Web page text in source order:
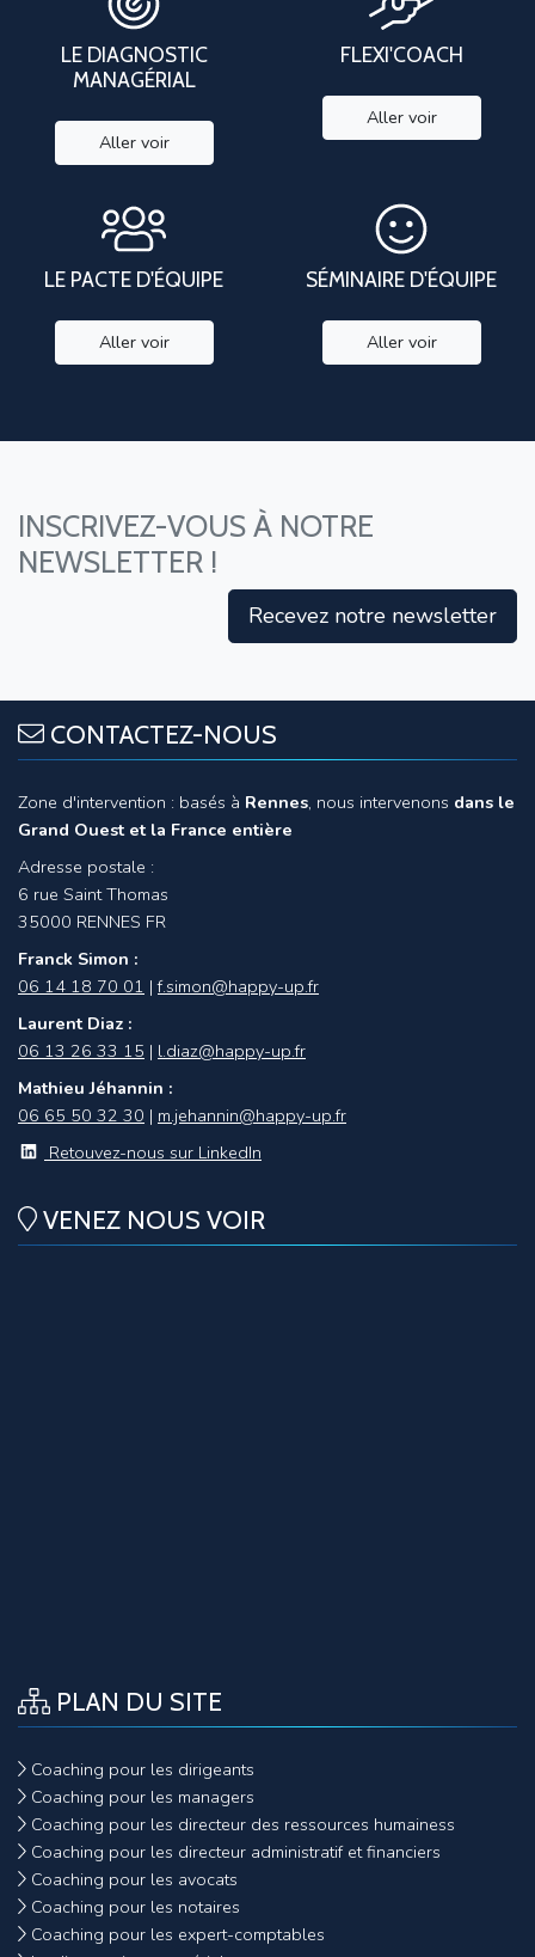
LE DIAGNOSTIC
MANAGÉRIAL
Aller voir
FLEXI'COACH
Aller voir
LE PACTE D'ÉQUIPE
Aller voir
SÉMINAIRE D'ÉQUIPE
Aller voir
INSCRIVEZ-VOUS À NOTRE
NEWSLETTER !
Recevez notre newsletter
CONTACTEZ-NOUS
Zone d'intervention : basés à Rennes, nous intervenons dans le
Grand Ouest et la France entière
Adresse postale :
6 rue Saint Thomas
35000 RENNES FR
Franck Simon :
06 14 18 70 01 |f.simon@happy-up.fr
Laurent Diaz :
06 13 26 33 15 | l.diaz@happy-up.fr
Mathieu Jéhannin :
06 65 50 32 30 | m.jehannin@happy-up.fr
Retouvez-nous sur LinkedIn
VENEZ NOUS VOIR
PLAN DU SITE
Coaching pour les dirigeants
Coaching pour les managers
Coaching pour les directeur des ressources humainess
Coaching pour les directeur administratif et financiers
Coaching pour les avocats
Coaching pour les notaires
Coaching pour les expert-comptables